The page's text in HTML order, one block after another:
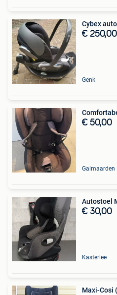
Cybex
€ 250,00
Genk
€ 50,00
Galmaarden
Autostoel
€ 30,00
Kasterlee
Maxi-Cosi